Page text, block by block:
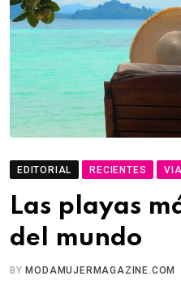
EDITORIAL RECIENTES
Las playas
del mundo
BYMODAMUJERMAGAZINE.COM